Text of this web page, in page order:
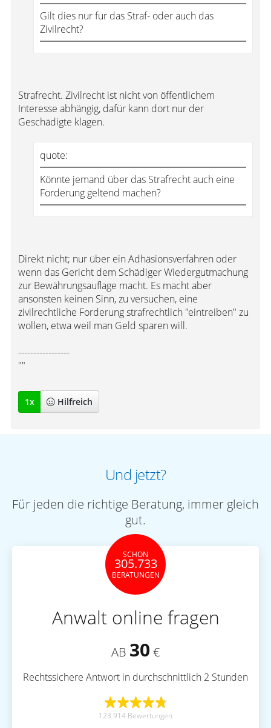
Gilt dies nur für das Straf- oder auch das
Zivilrecht?
Strafrecht. Zivilrecht ist nicht von öffentlichem
Interesse abhängig, dafür kann dort nur der
Geschädigte klagen.
quote:
Könnte jemand über das Strafrecht auch eine
Forderung geltend machen?
Direkt nicht; nur über ein Adhäsionsverfahren oder
wenn das Gericht dem Schädiger Wiedergutmachung
zur Bewährungsauflage macht. Es macht aber
ansonsten keinen Sinn, zu versuchen, eine
zivilrechtliche Forderung strafrechtlich "eintreiben" zu
wollen, etwa weil man Geld sparen will.
-----------------
""
1x Hilfreich
Und jetzt?
Für jeden die richtige Beratung, immer gleich
gut.
SCHON
305.733
BERATUNGEN
Anwalt online fragen
AB 30 €
Rechtssichere Antwort in durchschnittlich 2 Stunden
123.914 Bewertungen